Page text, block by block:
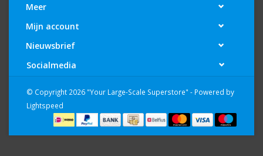
Meer
Mijn account
Nieuwsbrief
Socialmedia
© Copyright 2026 "Your Large-Scale Superstore" - Powered by
Lightspeed